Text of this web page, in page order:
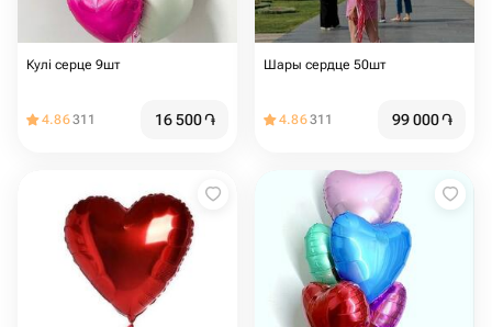
Кулі серце 9шт
4.86311 16 500֏
Шары сердце 50шт
4.86311 99 000֏